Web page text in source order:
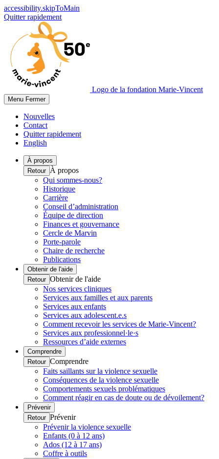
accessibility.skipToMain
Quitter rapidement
Logo de la fondation Marie-Vincent
Menu Fermer
Nouvelles
Contact
Quitter rapidement
English
À propos
Retour À propos
Qui sommes-nous?
Historique
Carrière
Conseil d’administration
Équipe de direction
Finances et gouvernance
Cercle de Marvin
Porte-parole
Chaire de recherche
Publications
Obtenir de l'aide
Retour Obtenir de l'aide
Nos services cliniques
Services aux familles et aux parents
Services aux enfants
Services aux adolescent.e.s
Comment recevoir les services de Marie-Vincent?
Services aux professionnel·le·s
Ressources d’aide externes
Comprendre
Retour Comprendre
Faits saillants sur la violence sexuelle
Conséquences de la violence sexuelle
Comportements sexuels problématiques
Comment réagir en cas de doute ou de dévoilement?
Prévenir
Retour Prévenir
Prévenir la violence sexuelle
Enfants (0 à 12 ans)
Ados (12 à 17 ans)
Coffre à outils